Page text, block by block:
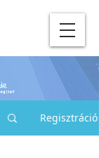
Regisztráció